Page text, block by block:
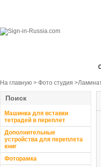
На главную > Фото студия
Поиск
Машинка для вставки
тетрадей в переплет
Дополнительные
устройства для переплета
книг
Фоторамка